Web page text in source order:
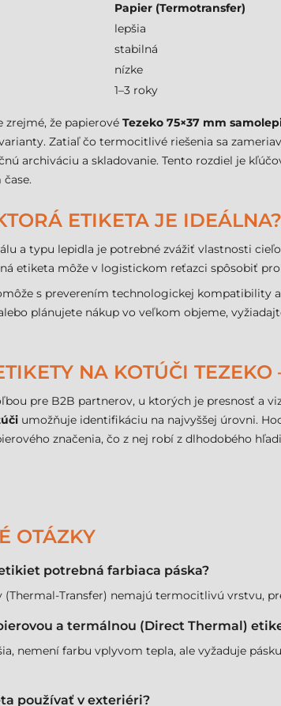
Papier (Termotransfer)
lepšia
stabilná
nízke
1–3 roky
zrejmé, že papierové Tezeko 75×37 mm
Zatiaľ čo termocitlivé riešenia sa
archiváciu a skladovanie. Tento rozdiel je
ETIKETA JE IDEÁLNA?
a typu lepidla je potrebné zvážiť vlastnosti
etiketa môže v logistickom reťazci spôsobiť
s preverením technologickej kompatibility
plánujete nákup vo veľkom objeme,
NA KOTÚČI
pre B2B partnerov, u ktorých je presnosť a
umožňuje identifikáciu na najvyššej úrovni.
značenia, čo z nej robí z dlhodobého
OTÁZKY
potrebná farbiaca páska?
Transfer) nemajú termocitlivú vrstvu,
a termálnou (Direct Thermal)
nemení farbu vplyvom tepla, ale vyžaduje
používať v exteriéri?